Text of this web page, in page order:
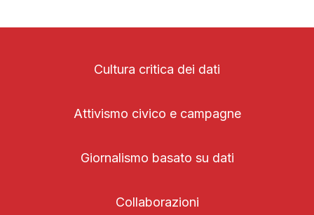
Cultura critica dei dati
Attivismo civico e campagne
Giornalismo basato su dati
Collaborazioni